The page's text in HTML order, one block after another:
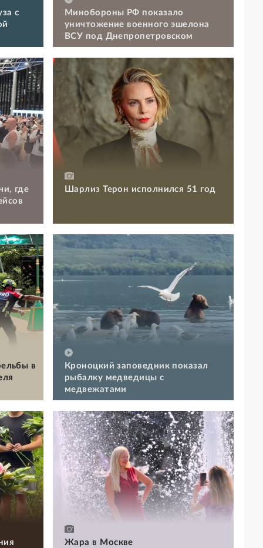
с
Минобороны РФ показало
уничтожение военного эшелона
ВСУ под Днепропетровском
где
Шарлиз Терон исполнился 51 год
в
Кроноцкий заповедник показал
рыбалку медведицы с
медвежатами
Жара в Москве